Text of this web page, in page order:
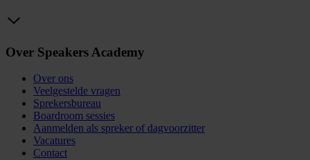
Over Speakers Academy
Over ons
Veelgestelde vragen
Sprekersbureau
Boardroom sessies
Aanmelden als spreker of dagvoorzitter
Vacatures
Contact